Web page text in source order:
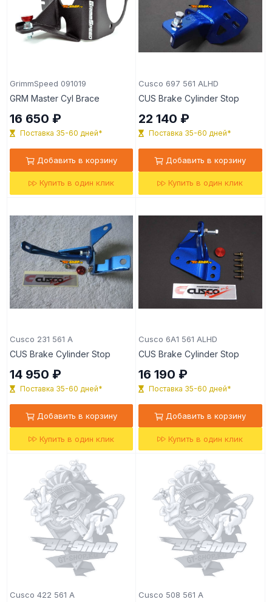
GrimmSpeed 091019
GRM Master Cyl Brace
16 650 ₽
Поставка 35-60 дней*
Добавить в корзину
Купить в один клик
Cusco 697 561 ALHD
CUS Brake Cylinder Stop
22 140 ₽
Поставка 35-60 дней*
Добавить в корзину
Купить в один клик
Cusco 231 561 A
CUS Brake Cylinder Stop
14 950 ₽
Поставка 35-60 дней*
Добавить в корзину
Купить в один клик
Cusco 6A1 561 ALHD
CUS Brake Cylinder Stop
16 190 ₽
Поставка 35-60 дней*
Добавить в корзину
Купить в один клик
Cusco 422 561 A Cusco 508 561 A